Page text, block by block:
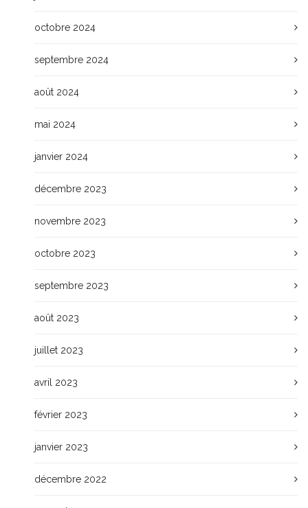
octobre 2024
septembre 2024
août 2024
mai 2024
janvier 2024
décembre 2023
novembre 2023
octobre 2023
septembre 2023
août 2023
juillet 2023
avril 2023
février 2023
janvier 2023
décembre 2022